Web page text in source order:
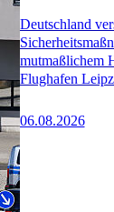
Deutschland
mutmaßlichem
Flughafen
06.08.2026